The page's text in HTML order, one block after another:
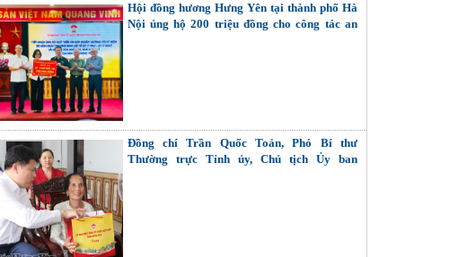
Hội đồng hương Hưng Yên tại thành phố Hà
Nội ủng hộ 200 triệu đồng cho công tác an
Đồng chí Trần Quốc Toản, Phó Bí thư
Thường trực Tỉnh ủy, Chủ tịch Ủy ban